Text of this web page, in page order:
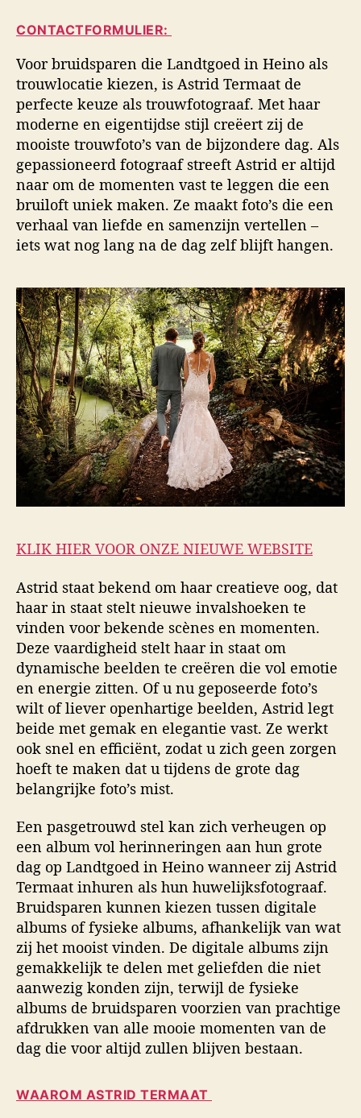
d
s
f
o
t
o
g
r
a
f
i
u
e
u
r
u
m
CONTACTFORMULIER:
Voor bruidsparen die Landtgoed in Heino als
trouwlocatie kiezen, is Astrid Termaat de
perfecte keuze als trouwfotograaf. Met haar
moderne en eigentijdse stijl creëert zij de
mooiste trouwfoto’s van de bijzondere dag. Als
gepassioneerd fotograaf streeft Astrid er altijd
naar om de momenten vast te leggen die een
bruiloft uniek maken. Ze maakt foto’s die een
verhaal van liefde en samenzijn vertellen –
iets wat nog lang na de dag zelf blijft hangen.
KLIK HIER VOOR ONZE NIEUWE WEBSITE
Astrid staat bekend om haar creatieve oog, dat
haar in staat stelt nieuwe invalshoeken te
vinden voor bekende scènes en momenten.
Deze vaardigheid stelt haar in staat om
dynamische beelden te creëren die vol emotie
en energie zitten. Of u nu geposeerde foto’s
wilt of liever openhartige beelden, Astrid legt
beide met gemak en elegantie vast. Ze werkt
ook snel en efficiënt, zodat u zich geen zorgen
hoeft te maken dat u tijdens de grote dag
belangrijke foto’s mist.
Een pasgetrouwd stel kan zich verheugen op
een album vol herinneringen aan hun grote
dag op Landtgoed in Heino wanneer zij Astrid
Termaat inhuren als hun huwelijksfotograaf.
Bruidsparen kunnen kiezen tussen digitale
albums of fysieke albums, afhankelijk van wat
zij het mooist vinden. De digitale albums zijn
gemakkelijk te delen met geliefden die niet
aanwezig konden zijn, terwijl de fysieke
albums de bruidsparen voorzien van prachtige
afdrukken van alle mooie momenten van de
dag die voor altijd zullen blijven bestaan.
WAAROM ASTRID TERMAAT